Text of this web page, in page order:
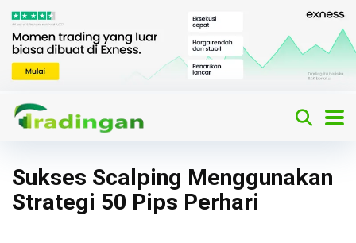
Sukses Scalping Menggunakan
Strategi 50 Pips Perhari